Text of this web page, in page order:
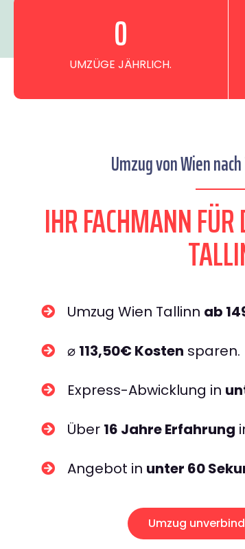
UMZÜGE JÄHRLICH.
0
Umzug von Wien
IHR FACHMANN
Umzug Wien Tallinn ab
⌀ 113,50€ Kosten sparen.
Express-Abwicklung in
Über 16 Jahre Erfahrung
Angebot in unter 60
Umzug